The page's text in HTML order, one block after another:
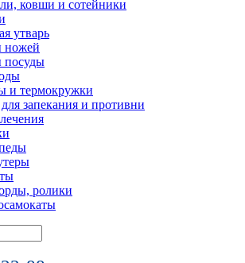
ковши и сотейники
утварь
ножей
посуды
и термокружки
запекания и противни
ролики